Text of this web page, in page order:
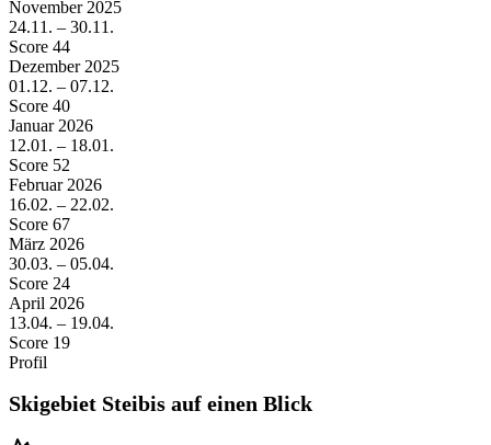
November 2025
24.11. – 30.11.
Score 44
Dezember 2025
01.12. – 07.12.
Score 40
Januar 2026
12.01. – 18.01.
Score 52
Februar 2026
16.02. – 22.02.
Score 67
März 2026
30.03. – 05.04.
Score 24
April 2026
13.04. – 19.04.
Score 19
Profil
Skigebiet Steibis auf einen Blick